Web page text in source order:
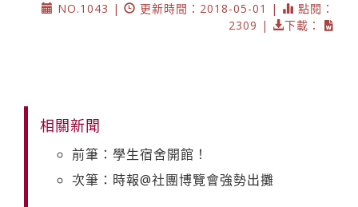
NO.1043 |
更新時間：2018-05-01 |
點閱：
2309 |
下載：
相關新聞
前筆：學生宿舍開館！
次筆：時報@社團博覽會強勢出攤